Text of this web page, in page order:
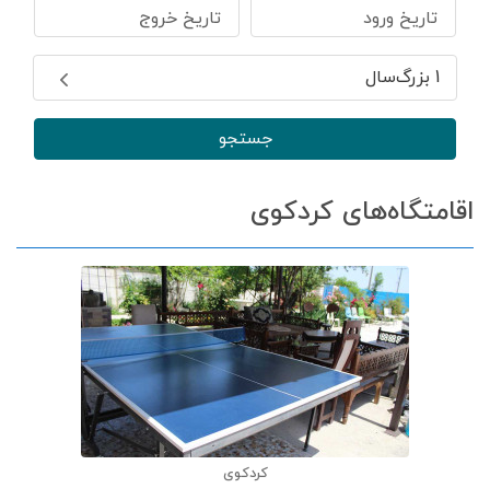
تاریخ ورود تاریخ خروج
1 بزرگ‌سال
جستجو
اقامتگاه‌های کردکوی
کردکوی